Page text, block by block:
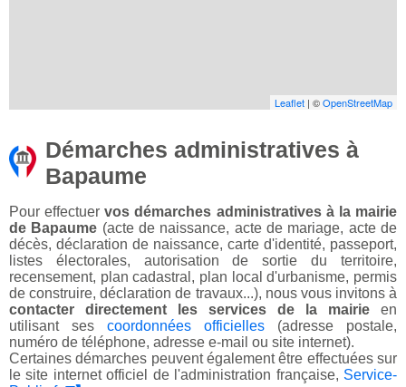
Leaflet | ©OpenStreetMap
Démarches administratives à
Bapaume
Pour effectuervos démarches administratives à la mairie
de Bapaume (acte de naissance, acte de mariage, acte de
décès, déclaration de naissance, carte d'identité, passeport,
listes électorales, autorisation de sortie du territoire,
recensement, plan cadastral, plan local d'urbanisme, permis
de construire, déclaration de travaux...), nous vous invitons à
contacter directement les services de la mairie en
utilisant ses coordonnées officielles (adresse postale,
numéro de téléphone, adresse e-mail ou site internet).
Certaines démarches peuvent également être effectuées sur
le site internet officiel de l'administration française, Service-